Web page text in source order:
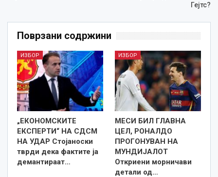
Гејтс?
Поврзани содржини
ИЗБОР
„ЕКОНОМСКИТЕ
ЕКСПЕРТИ“ НА СДСМ
НА УДАР Стојаноски
тврди дека фактите ја
демантираат…
ИЗБОР
МЕСИ БИЛ ГЛАВНА
ЦЕЛ, РОНАЛДО
ПРОГОНУВАН НА
МУНДИЈАЛОТ
Откриени морничави
детали од…